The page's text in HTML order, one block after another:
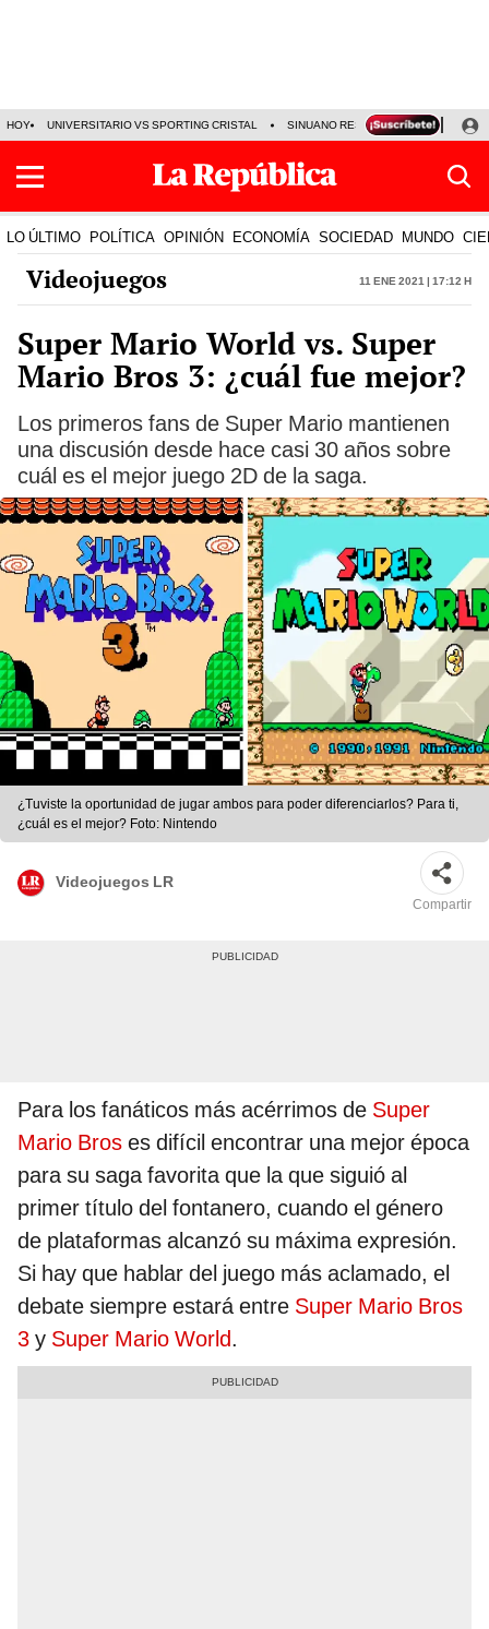
HOY UNIVERSITARIO VS SPORTING CRISTAL SINUANO RESULTADOS HOY
LO ÚLTIMO POLÍTICA OPINIÓN ECONOMÍA SOCIEDAD MUNDO
Videojuegos 11 Ene 2021 | 17:12 h
Super Mario World vs. Super
Mario Bros 3: ¿cuál fue mejor?
Los primeros fans de Super Mario mantienen
una discusión desde hace casi 30 años sobre
cuál es el mejor juego 2D de la saga.
¿Tuviste la oportunidad de jugar ambos para poder diferenciarlos? Para ti,
¿cuál es el mejor? Foto: Nintendo
Videojuegos LR
Compartir
Para los fanáticos más acérrimos de Super
Mario Bros es difícil encontrar una mejor época
para su saga favorita que la que siguió al
primer título del fontanero, cuando el género
de plataformas alcanzó su máxima expresión.
Si hay que hablar del juego más aclamado, el
debate siempre estará entre Super Mario Bros
3 y Super Mario World.